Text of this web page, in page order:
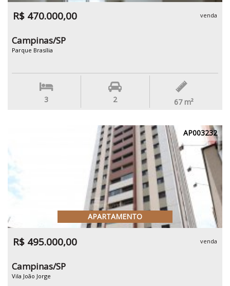
R$ 470.000,00 venda
Campinas/SP
Parque Brasília
3 2 67 m²
AP003232
APARTAMENTO
R$ 495.000,00 venda
Campinas/SP
Vila João Jorge